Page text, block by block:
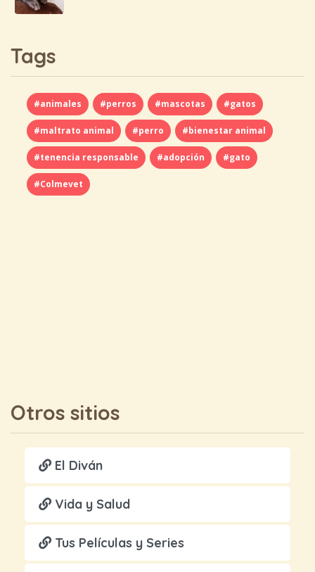
Tags
#animales #perros #mascotas #gatos
#maltrato animal #perro #bienestar animal
#tenencia responsable #adopción #gato
#Colmevet
Otros sitios
El Diván
Vida y Salud
Tus Películas y Series